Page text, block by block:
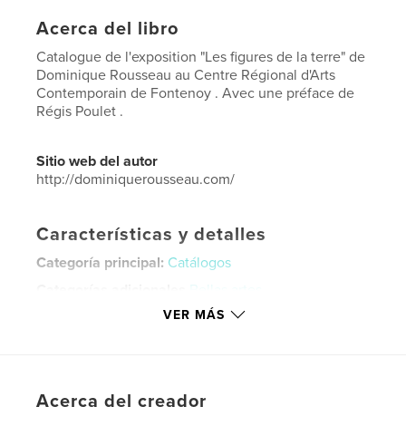
Acerca del libro
Catalogue de l'exposition "Les figures de la terre" de
Dominique Rousseau au Centre Régional d'Arts
Contemporain de Fontenoy . Avec une préface de
Régis Poulet .
Sitio web del autor
http://dominiquerousseau.com/
Características y detalles
Categoría principal: Catálogos
Bellas artes
Vertical estándar, 20×25 cm
Fecha de publicación:ago. 27, 2020
VER MÁS
Acerca del creador